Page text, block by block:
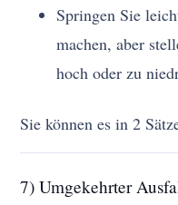
Springen Sie
machen, aber
hoch oder zu
Sie können es in 2
7) Umgekehrter